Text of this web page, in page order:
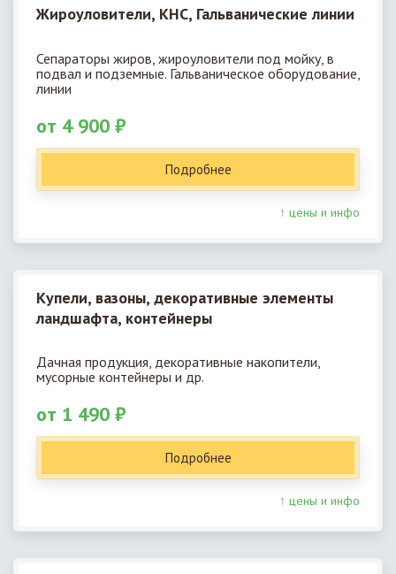
Жироуловители, КНС, Гальванические линии
Сепараторы жиров, жироуловители под мойку, в
подвал и подземные. Гальваническое оборудование,
линии
от 4 900 ₽
Подробнее
↑ цены и инфо
Купели, вазоны, декоративные элементы
ландшафта, контейнеры
Дачная продукция, декоративные накопители,
мусорные контейнеры и др.
от 1 490 ₽
Подробнее
↑ цены и инфо